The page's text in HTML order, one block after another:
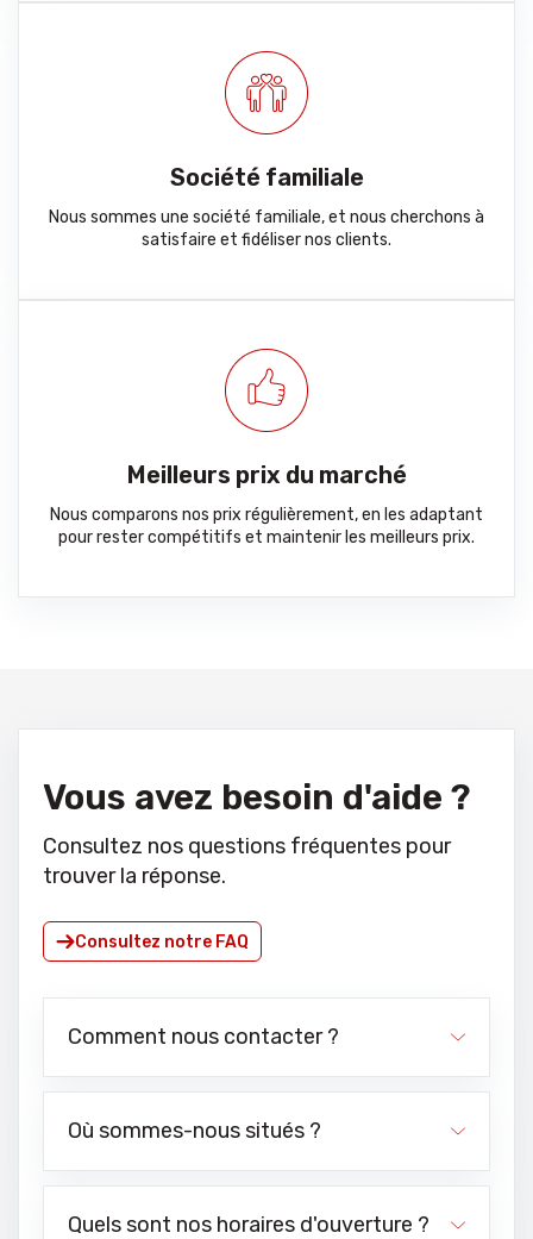
Société familiale
Nous sommes une société familiale, et nous cherchons à
satisfaire et fidéliser nos clients.
Meilleurs prix du marché
Nous comparons nos prix régulièrement, en les adaptant
pour rester compétitifs et maintenir les meilleurs prix.
Vous avez besoin d'aide ?
Consultez nos questions fréquentes pour
trouver la réponse.
Consultez notre FAQ
Comment nous contacter ?
Où sommes-nous situés ?
Quels sont nos horaires d'ouverture ?